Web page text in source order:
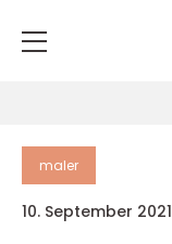
maler
10. September 2021